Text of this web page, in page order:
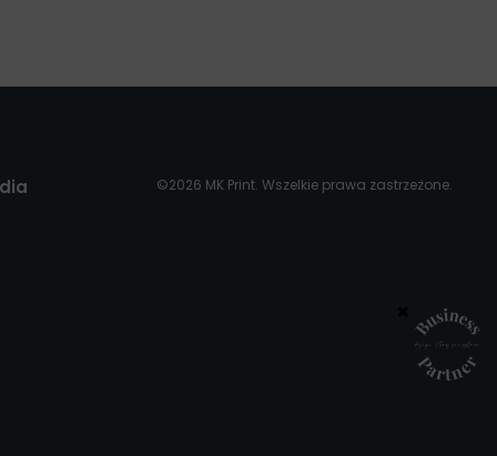
©2026 MK Print. Wszelkie prawa zastrzeżone.